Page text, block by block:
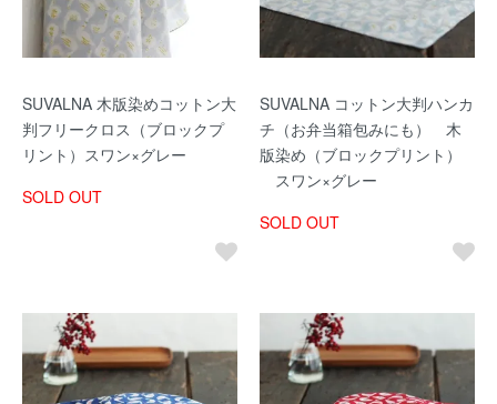
SUVALNA 木版染めコットン大
判フリークロス（ブロックプ
リント）スワン×グレー
SOLD OUT
SUVALNA コットン大判ハンカ
チ（お弁当箱包みにも） 木
版染め（ブロックプリント）
スワン×グレー
SOLD OUT